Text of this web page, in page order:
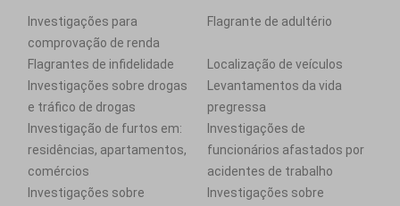
Investigações para
comprovação de renda
Flagrante de adultério
Flagrantes de infidelidade
Localização de veículos
Investigações sobre drogas
e tráfico de drogas
Levantamentos da vida
pregressa
Investigação de furtos em:
residências, apartamentos,
comércios
Investigações de
funcionários afastados por
acidentes de trabalho
Investigações sobre
Investigações sobre